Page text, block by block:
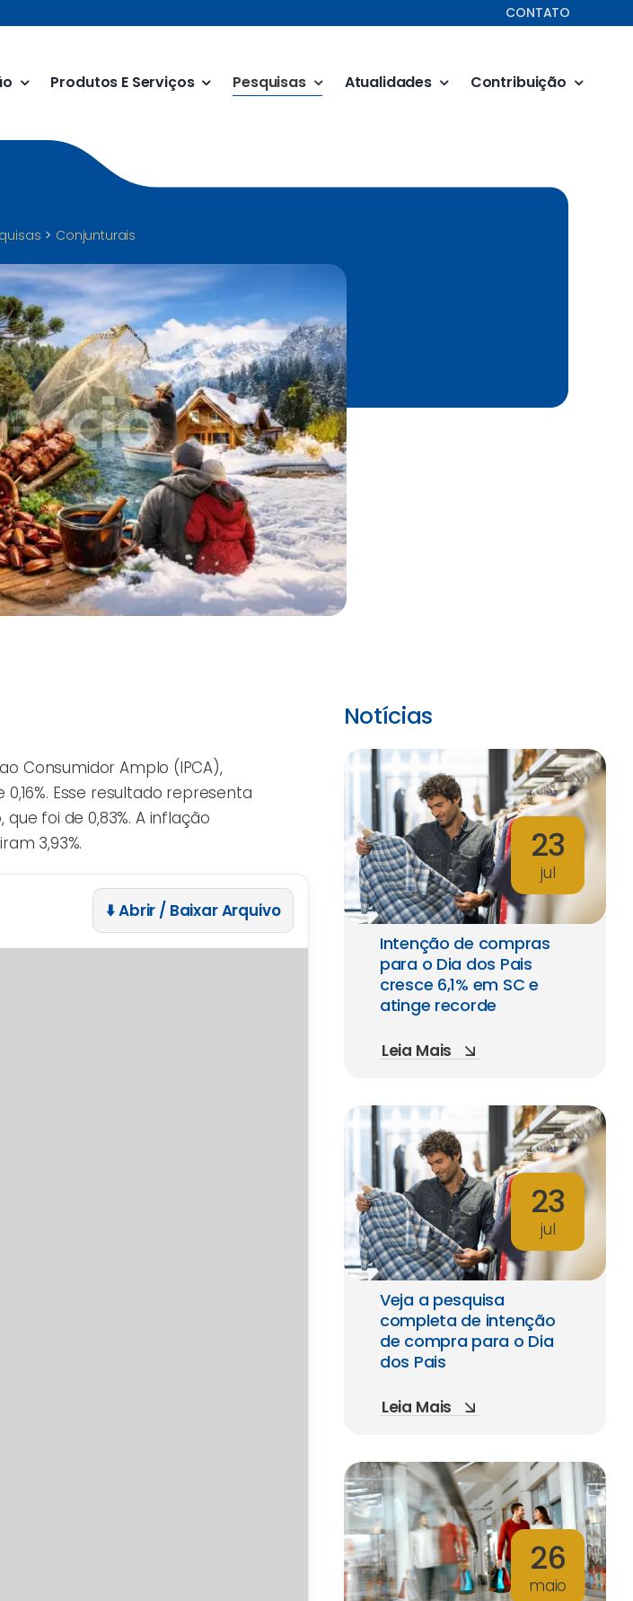
CONTATO
Produtos E Serviços Pesquisas Atualidades Contribuição
Conjunturais
Consumidor Amplo (IPCA),
Esse resultado representa
foi de 0,83%. A inflação
3,93%.
⬇️ Abrir / Baixar Arquivo
Notícias
23
jul
Intenção de compras
para o Dia dos Pais
cresce 6,1% em SC e
atinge recorde
Leia Mais
23
jul
Veja a pesquisa
completa de intenção
de compra para o Dia
dos Pais
Leia Mais
26
maio